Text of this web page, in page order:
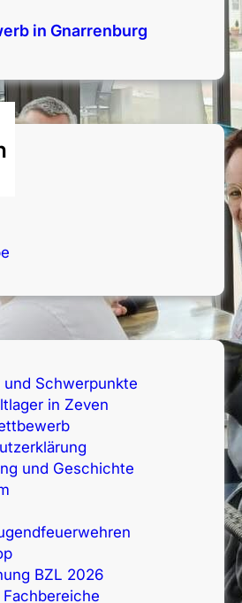
in Gnarrenburg
und Schwerpunkte
in Zeven
und Geschichte
BZL 2026